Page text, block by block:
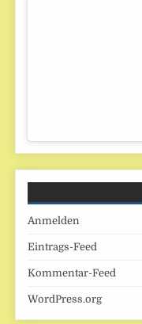
Anmelden
Eintrags-Feed
Kommentar-Feed
WordPress.org